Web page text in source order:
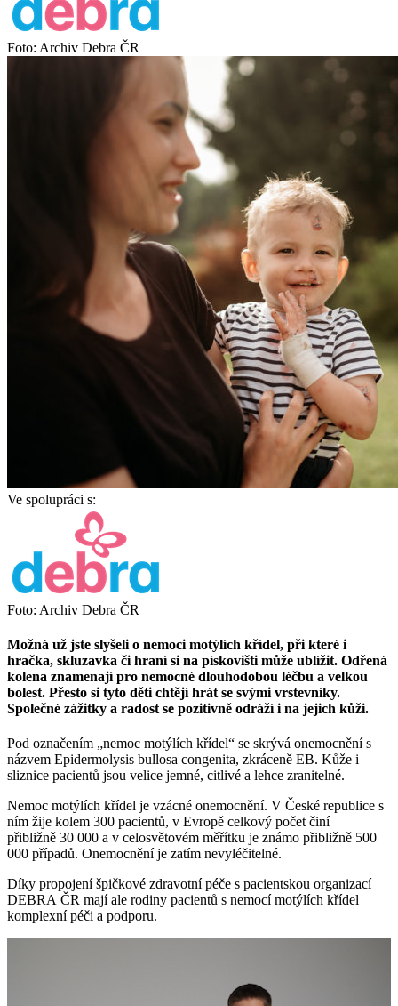
Foto: Archiv Debra ČR
Ve spolupráci s:
Foto: Archiv Debra ČR
Možná už jste slyšeli o nemoci motýlích křídel, při které i
hračka, skluzavka či hraní si na pískovišti může ublížit. Odřená
kolena znamenají pro nemocné dlouhodobou léčbu a velkou
bolest. Přesto si tyto děti chtějí hrát se svými vrstevníky.
Společné zážitky a radost se pozitivně odráží i na jejich kůži.
Pod označením „nemoc motýlích křídel“ se skrývá onemocnění s
názvem Epidermolysis bullosa congenita, zkráceně EB. Kůže i
sliznice pacientů jsou velice jemné, citlivé a lehce zranitelné.
Nemoc motýlích křídel je vzácné onemocnění. V České republice s
ním žije kolem 300 pacientů, v Evropě celkový počet činí
přibližně 30 000 a v celosvětovém měřítku je známo přibližně 500
000 případů. Onemocnění je zatím nevyléčitelné.
Díky propojení špičkové zdravotní péče s pacientskou organizací
DEBRA ČR mají ale rodiny pacientů s nemocí motýlích křídel
komplexní péči a podporu.